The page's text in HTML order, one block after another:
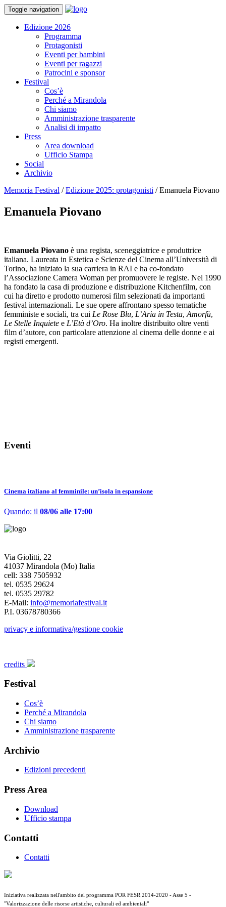
Toggle navigation
Edizione 2026
Programma
Protagonisti
Eventi per bambini
Eventi per ragazzi
Patrocini e sponsor
Festival
Cos’è
Perché a Mirandola
Chi siamo
Amministrazione trasparente
Analisi di impatto
Press
Area download
Ufficio Stampa
Social
Archivio
Memoria Festival /Edizione 2025: protagonisti /Emanuela Piovano
Emanuela Piovano
Emanuela Piovano è una regista, sceneggiatrice e produttrice
italiana. Laureata in Estetica e Scienze del Cinema all’Università di
Torino, ha iniziato la sua carriera in RAI e ha co-fondato
l’Associazione Camera Woman per promuovere le registe. Nel 1990
ha fondato la casa di produzione e distribuzione Kitchenfilm, con
cui ha diretto e prodotto numerosi film selezionati da importanti
festival internazionali. Le sue opere affrontano spesso tematiche
femministe e sociali, tra cui Le Rose Blu, L’Aria in Testa, Amorfù,
Le Stelle Inquiete e L’Età d’Oro. Ha inoltre distribuito oltre venti
film d’autore, con particolare attenzione al cinema delle donne e ai
registi emergenti.
Eventi
Cinema italiano al femminile: un’isola in espansione
Quando: il 08/06 alle 17:00
Via Giolitti, 22
41037 Mirandola (Mo) Italia
cell: 338 7505932
tel. 0535 29624
tel. 0535 29782
E-Mail: info@memoriafestival.it
P.I. 03678780366
privacy e informativa/gestione cookie
credits
Festival
Cos’è
Perché a Mirandola
Chi siamo
Amministrazione trasparente
Archivio
Edizioni precedenti
Press Area
Download
Ufficio stampa
Contatti
Contatti
Iniziativa realizzata nell'ambito del programma POR FESR 2014-2020 - Asse 5 -
"Valorizzazione delle risorse artistiche, culturali ed ambientali"